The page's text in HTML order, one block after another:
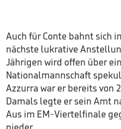
Auch für Conte bahnt sich
nächste lukrative
Jährigen wird offen über
Nationalmannschaft
Azzurra war er bereits von
Damals legte er sein Amt
Aus im EM-Viertelfinale